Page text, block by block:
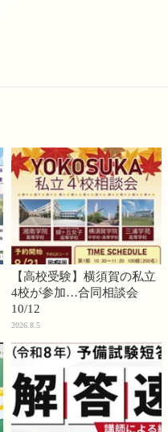
【高校受験】横須賀の私立
4校が参加…合同相談会
10/12
2026.8.5